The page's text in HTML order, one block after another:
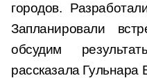
городов.
Запланировали
обсудим
рассказала Гульнара